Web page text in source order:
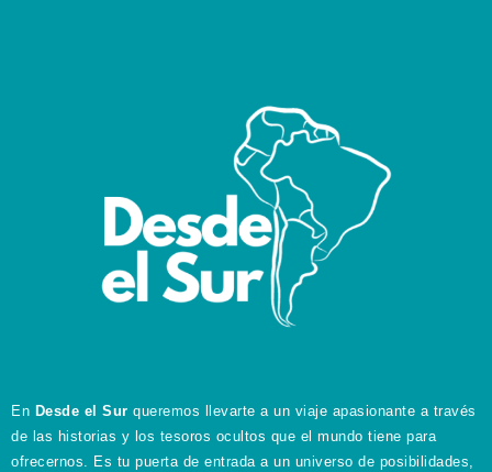
En Desde el Sur queremos llevarte a un viaje apasionante a través
de las historias y los tesoros ocultos que el mundo tiene para
ofrecernos. Es tu puerta de entrada a un universo de posibilidades,